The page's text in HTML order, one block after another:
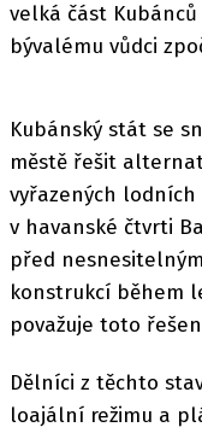
velká část
bývalému vůdci
Kubánský stát se
městě řešit
vyřazených
v havanské čtvrti
před
konstrukcí během
považuje toto
Dělníci z těchto
loajální režimu a